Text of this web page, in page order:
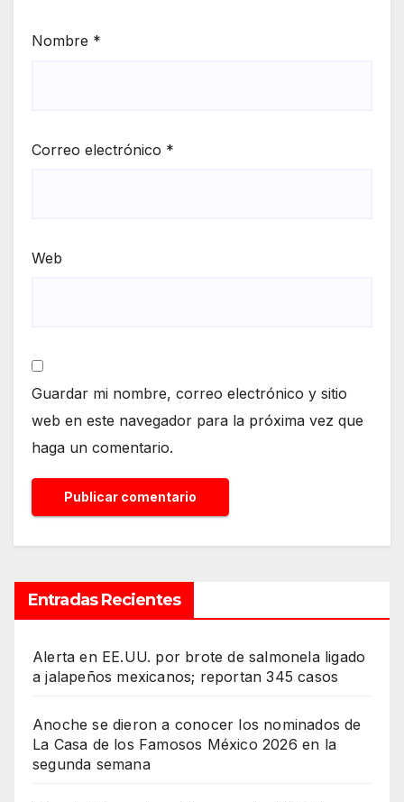
Nombre *
Correo electrónico *
Web
Guardar mi nombre, correo electrónico y sitio
web en este navegador para la próxima vez que
haga un comentario.
Entradas Recientes
Alerta en EE.UU. por brote de salmonela ligado
a jalapeños mexicanos; reportan 345 casos
Anoche se dieron a conocer los nominados de
La Casa de los Famosos México 2026 en la
segunda semana